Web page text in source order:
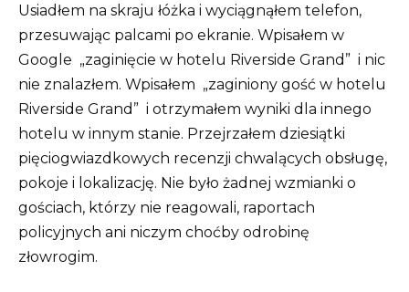
Usiadłem na skraju łóżka i wyciągnąłem telefon,
przesuwając palcami po ekranie. Wpisałem w
Google „zaginięcie w hotelu Riverside Grand” i nic
nie znalazłem. Wpisałem „zaginiony gość w hotelu
Riverside Grand” i otrzymałem wyniki dla innego
hotelu w innym stanie. Przejrzałem dziesiątki
pięciogwiazdkowych recenzji chwalących obsługę,
pokoje i lokalizację. Nie było żadnej wzmianki o
gościach, którzy nie reagowali, raportach
policyjnych ani niczym choćby odrobinę
złowrogim.